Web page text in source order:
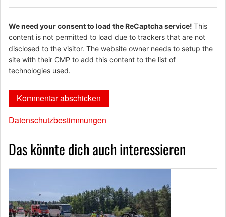
We need your consent to load the ReCaptcha service! This
content is not permitted to load due to trackers that are not
disclosed to the visitor. The website owner needs to setup the
site with their CMP to add this content to the list of
technologies used.
Datenschutzbestimmungen
Das könnte dich auch interessieren